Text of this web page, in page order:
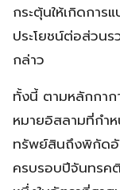
กระตุ้นให้เกิดการ
ประโยชน์ต่อส่วนร
กล่าว
ทั้งนี้ ตามหลักกา
หมายอิสลามที่กำ
ทรัพย์สินถึงพิกัดอั
ครบรอบปีจันทรค